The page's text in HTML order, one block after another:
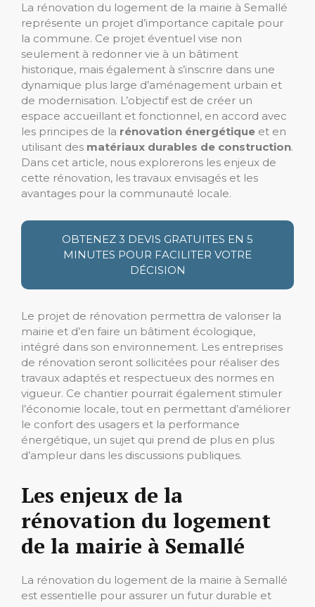
La rénovation du logement de la mairie à Semallé
représente un projet d’importance capitale pour
la commune. Ce projet éventuel vise non
seulement à redonner vie à un bâtiment
historique, mais également à s’inscrire dans une
dynamique plus large d’aménagement urbain et
de modernisation. L’objectif est de créer un
espace accueillant et fonctionnel, en accord avec
les principes de la rénovation énergétique et en
utilisant des matériaux durables de construction.
Dans cet article, nous explorerons les enjeux de
cette rénovation, les travaux envisagés et les
avantages pour la communauté locale.
OBTENEZ 3 DEVIS GRATUITES EN 5
MINUTES POUR FACILITER VOTRE
DÉCISION
Le projet de rénovation permettra de valoriser la
mairie et d’en faire un bâtiment écologique,
intégré dans son environnement. Les entreprises
de rénovation seront sollicitées pour réaliser des
travaux adaptés et respectueux des normes en
vigueur. Ce chantier pourrait également stimuler
l’économie locale, tout en permettant d’améliorer
le confort des usagers et la performance
énergétique, un sujet qui prend de plus en plus
d’ampleur dans les discussions publiques.
Les enjeux de la
rénovation du logement
de la mairie à Semallé
La rénovation du logement de la mairie à Semallé
est essentielle pour assurer un futur durable et